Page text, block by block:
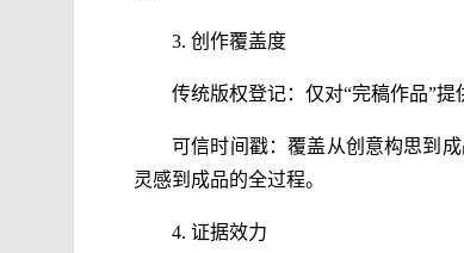
3. 创作覆盖度
传统版权登记：仅对“完稿作品”
可信时间戳：覆盖从创意构思到
灵感到成品的全过程。
4. 证据效力